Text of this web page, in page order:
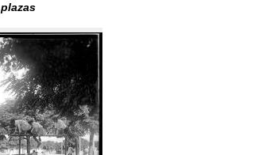
plazas